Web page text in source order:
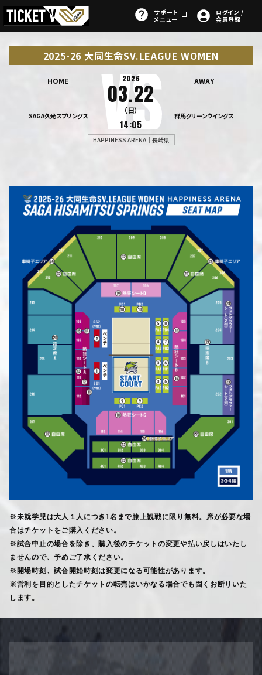
サポート
メニュー
ログイン /
会員登録
2025-26 大同生命SV.LEAGUE WOMEN
HOME
SAGA久光スプリングス
2026
03.22
（日）
14:05
AWAY
群馬グリーンウイングス
HAPPINESS ARENA｜長崎県
※未就学児は大人１人につき 1名まで膝上観戦に限り無料。席が必要な場
合はチケットをご購入ください。
※試合中止の場合を除き、購入後のチケットの変更や払い戻しはいたし
ませんので、予めご了承ください。
※開場時刻、試合開始時刻は変更になる可能性があります。
※営利を目的としたチケットの転売はいかなる場合でも固くお断りいた
します。